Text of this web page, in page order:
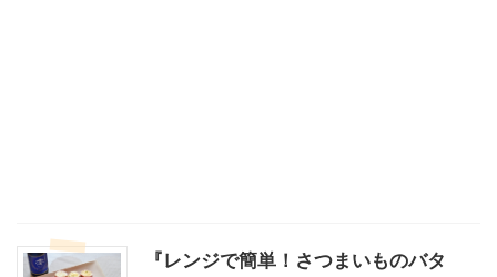
『レンジで簡単！さつまいものバタ